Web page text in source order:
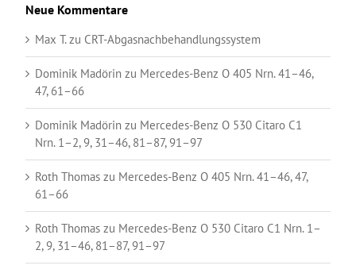
Neue Kommentare
Max T.zu CRT-Abgasnachbehandlungssystem
Dominik Madörin zu Mercedes-Benz O 405 Nrn. 41–46,
47, 61–66
Dominik Madörin zu Mercedes-Benz O 530 Citaro C1
Nrn. 1–2, 9, 31–46, 81–87, 91–97
Roth Thomas zu Mercedes-Benz O 405 Nrn. 41–46, 47,
61–66
Roth Thomas zu Mercedes-Benz O 530 Citaro C1 Nrn. 1–
2, 9, 31–46, 81–87, 91–97